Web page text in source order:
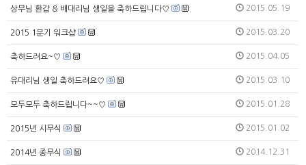
상무님 환갑 & 배대리님 생일을 축하드립니다♡ 2015.05.19
2015 1분기 워크샵 2015.03.20
축하드려요~♡ 2015.04.05
유대리님 생일 축하드려요♡ 2015.03.10
모두모두 축하드립니다~~♡ 2015.01.28
2015년 시무식 2015.01.02
2014년 종무식 2014.12.31